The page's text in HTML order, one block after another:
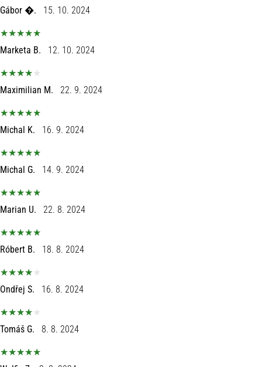
Gábor �. 15. 10. 2024
Marketa B. 12. 10. 2024
Maximilian M. 22. 9. 2024
Michal K. 16. 9. 2024
Michal G. 14. 9. 2024
Marian U. 22. 8. 2024
Róbert B. 18. 8. 2024
Ondřej S. 16. 8. 2024
Tomáš G. 8. 8. 2024